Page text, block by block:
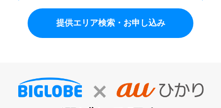
提供エリア検索・お申し込み